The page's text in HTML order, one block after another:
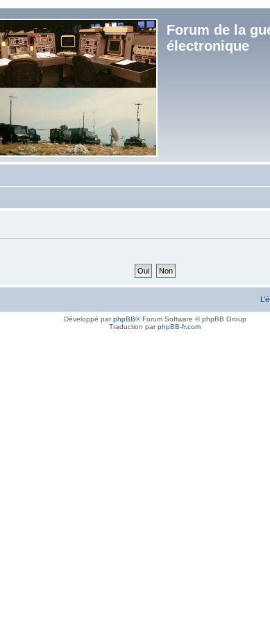
Forum de la
électronique
Développé parphpBB® Forum Software © phpBB Group
Traduction parphpBB-fr.com